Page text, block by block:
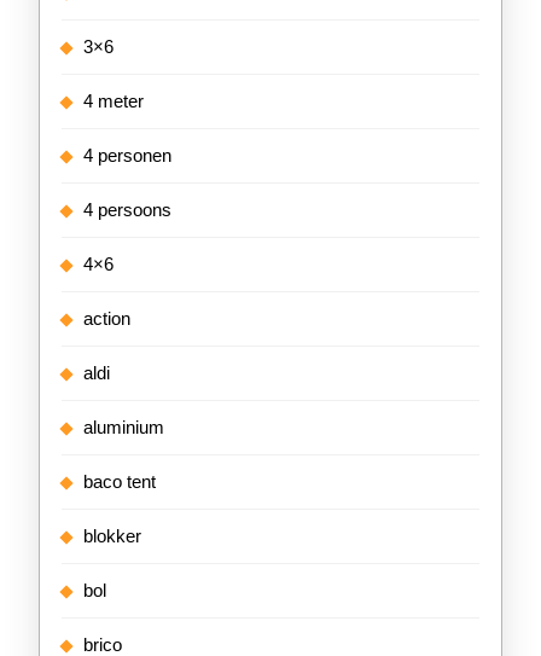
3×6
4 meter
4 personen
4 persoons
4×6
action
aldi
aluminium
baco tent
blokker
bol
brico